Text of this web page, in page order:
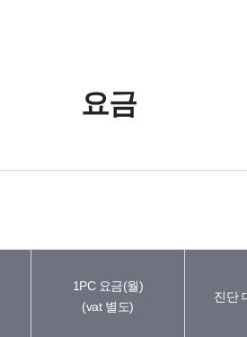
요금
1PC 요금(월)
(vat 별도)
진단